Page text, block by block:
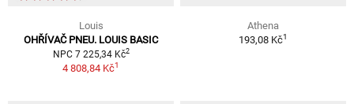
Louis
OHŘÍVAČ PNEU. LOUIS BASIC
NPC 7 225,34 Kč2
4 808,84 Kč1
Athena
193,08 Kč1